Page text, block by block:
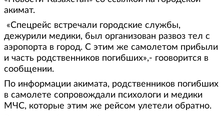
акимат.
«Спецрейс встречали городские службы,
дежурили медики, был организован развоз тел с
аэропорта в город. С этим же самолетом прибыли
и часть родственников погибших»,- гооворится в
сообщении.
По информации акимата, родственников погибших
в самолете сопровождали психологи и медики
МЧС, которые этим же рейсом улетели обратно.